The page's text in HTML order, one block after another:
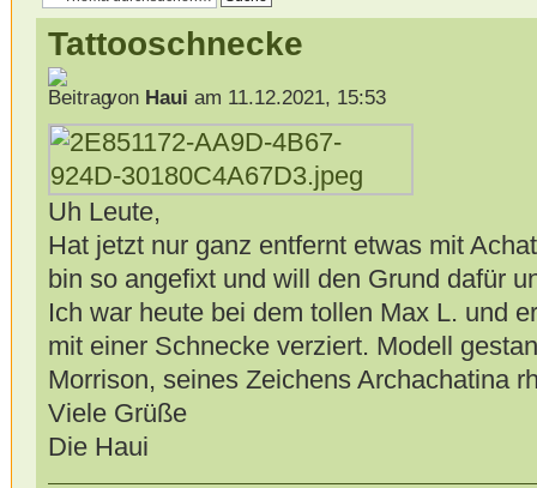
Tattooschnecke
von Haui am 11.12.2021, 15:53
Uh Leute,
Hat jetzt nur ganz entfernt etwas mit
bin so angefixt und will den Grund dafür
Ich war heute bei dem tollen Max L. und
mit einer Schnecke verziert. Modell
Morrison, seines Zeichens Archachatina
Viele Grüße
Die Haui